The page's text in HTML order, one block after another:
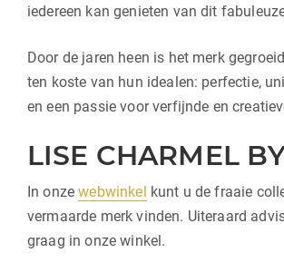
iedereen kan genieten van dit
Door de jaren heen is het merk
ten koste van hun idealen: perfectie,
en een passie voor verfijnde en
LISE CHARMEL
In onzewebwinkel kunt u de fraaie
vermaarde merk vinden. Uiteraard
graag in onze winkel.